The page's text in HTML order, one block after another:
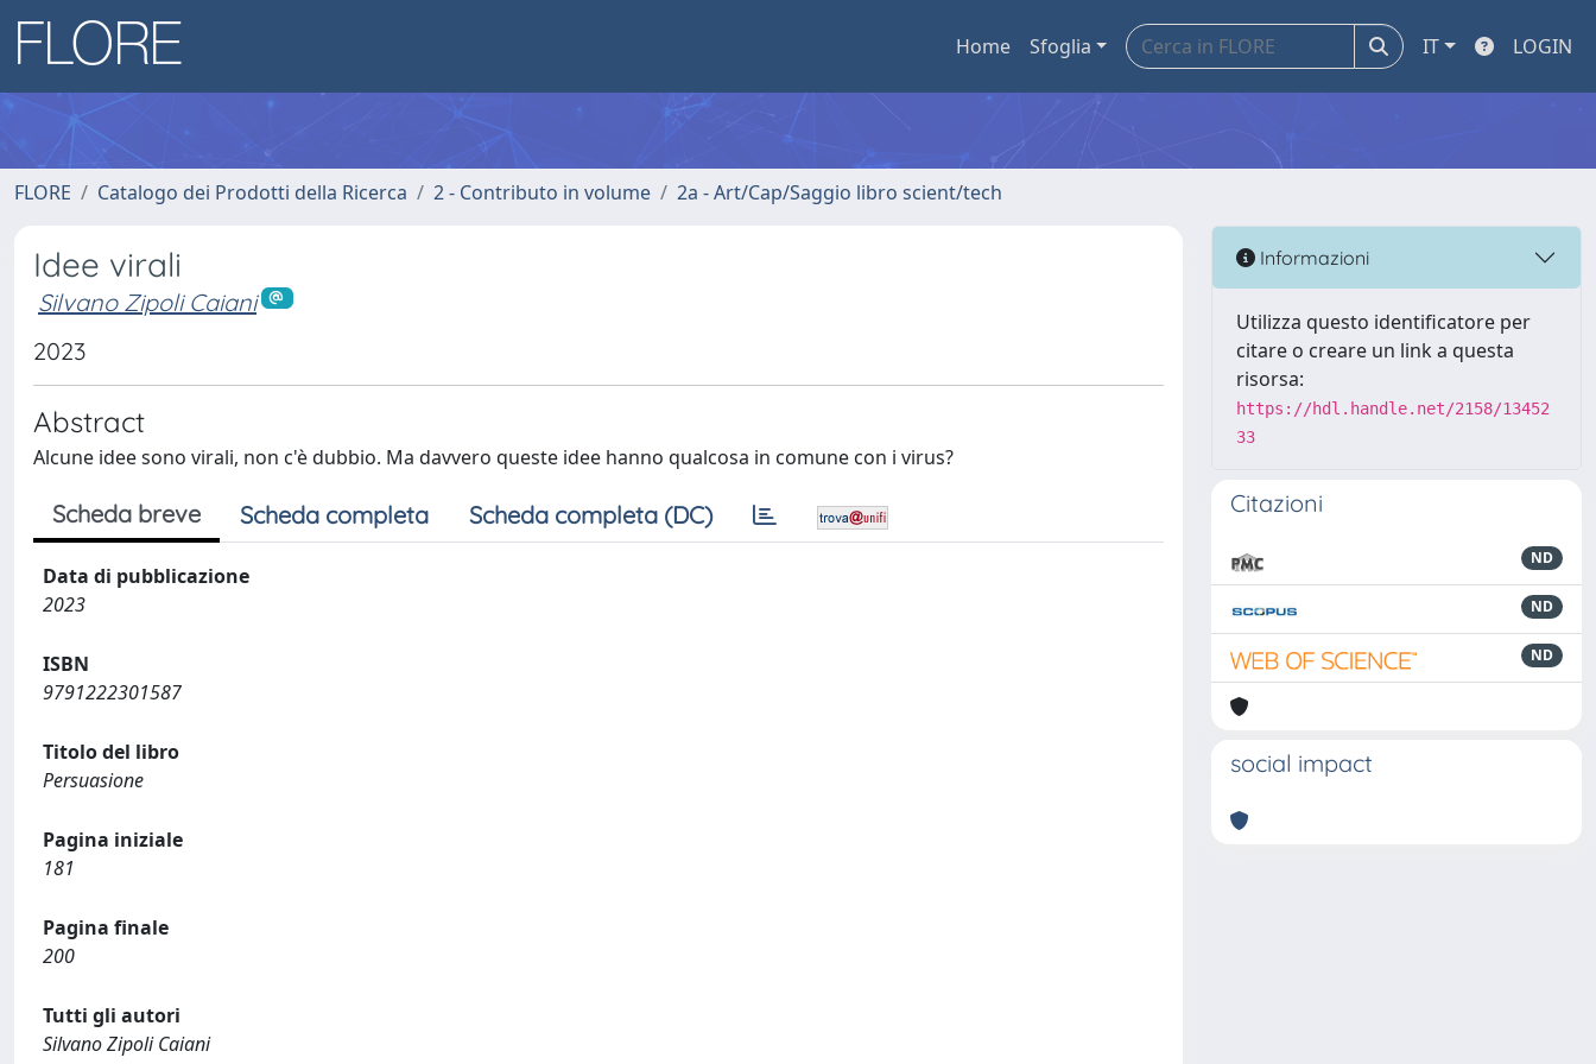
Home Sfoglia IT LOGIN
FLORE Catalogo dei Prodotti della Ricerca 2 - Contributo in volume 2a - Art/Cap/Saggio libro scient/tech
Idee virali
Silvano Zipoli Caiani
2023
Abstract
Alcune idee sono virali, non c'è dubbio. Ma davvero queste idee hanno qualcosa in comune con i virus?
Scheda breve Scheda completa Scheda completa (DC)
Data di pubblicazione
2023
ISBN
9791222301587
Titolo del libro
Persuasione
Pagina iniziale
181
Pagina finale
200
Tutti gli autori
Silvano Zipoli Caiani
Informazioni
Utilizza questo identificatore per
citare o creare un link a questa
risorsa:
https://hdl.handle.net/2158/13452
33
Citazioni
ND
ND
ND
social impact